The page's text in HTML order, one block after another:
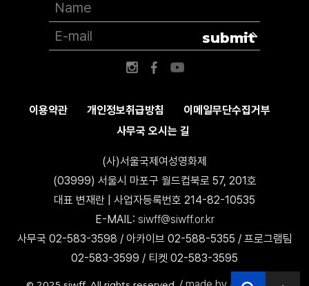
이용약관 개인정보취급방침
이메일무단수집거부
사무국 오시는 길
(사)서울국제여성영화제
(03999) 서울시 마포구 월드컵북로 57, 201호
대표 변재란 | 사업자등록번호 214-82-10535
E-MAIL: siwff@siwff.or.kr
사무국 02-583-3598 / 아카이브 02-588-5355 / 프로그램팀
02-583-3599 / 티켓 02-583-3595
submit